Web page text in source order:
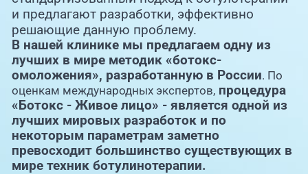
и предлагают разработки, эффективно
решающие данную проблему.
В нашей клинике мы предлагаем одну из
лучших в мире методик «ботокс-
омоложения», разработанную в России. По
оценкам международных экспертов,процедура
«Ботокс - Живое лицо» - является одной из
лучших мировых разработок и по
некоторым параметрам заметно
превосходит большинство существующих в
мире техник ботулинотерапии.